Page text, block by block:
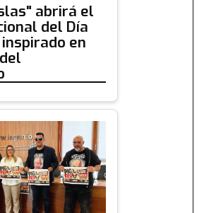
abrirá el
del Día
en